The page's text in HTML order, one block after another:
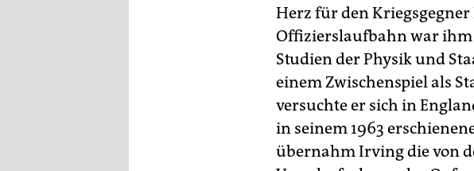
Herz für den
Offizierslaufbahn war
Studien der Physik und
einem Zwischenspiel als
versuchte er sich in
in seinem 1963
übernahm Irving die von